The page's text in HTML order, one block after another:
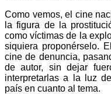
Como vemos, el cine
la figura de la
como víctimas de la
siquiera proponérselo.
cine de denuncia,
de autor, sin dejar
interpretarlas a la luz
país en cuanto al tema.